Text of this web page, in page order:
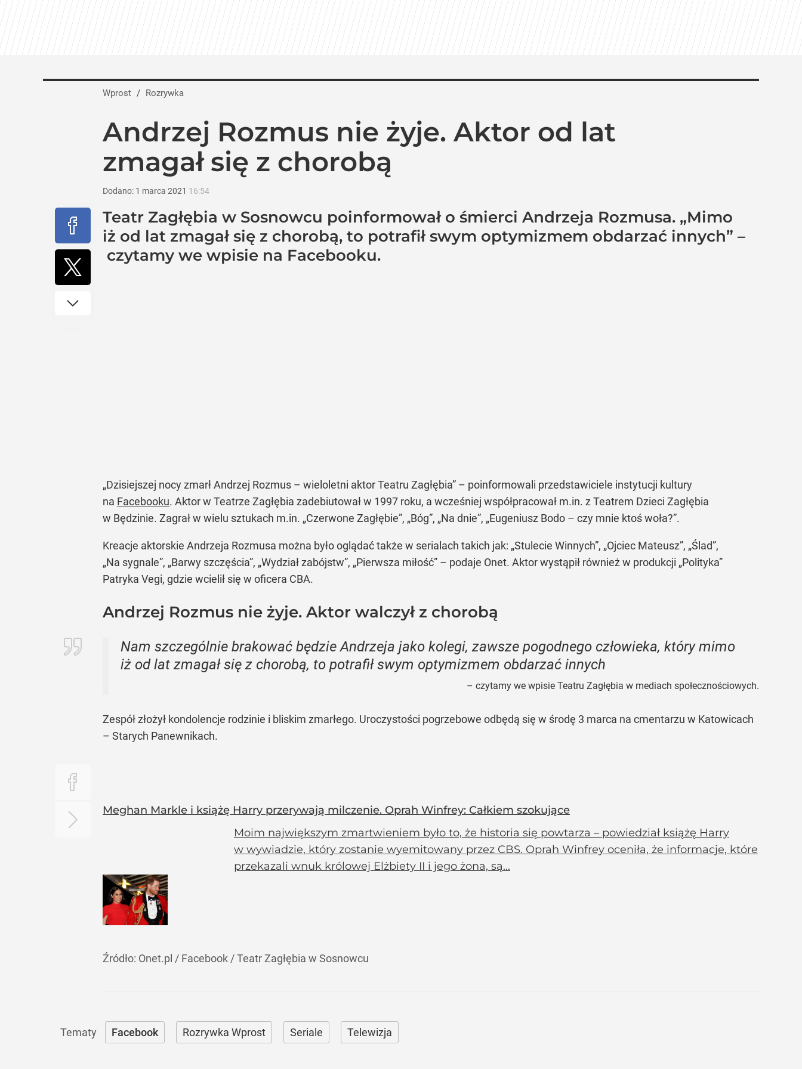
Widzowie płaczą po zwiastunie „Na Wspólnej” z Bożeną Dykiel. „Myślę, że to piękne pożegnanie”
Wrze po roku Nawrockiego. „Największa hańba” kontra „Cała Europa nam go zazdrości”
Wprost / Rozrywka
Andrzej Rozmus nie żyje. Aktor od lat
zmagał się z chorobą
Dodano: 1 marca 2021 16:54
Teatr Zagłębia w Sosnowcu poinformował o śmierci Andrzeja Rozmusa. „Mimo
iż od lat zmagał się z chorobą, to potrafił swym optymizmem obdarzać innych” –
czytamy we wpisie na Facebooku.
„Dzisiejszej nocy zmarł Andrzej Rozmus – wieloletni aktor Teatru Zagłębia” – poinformowali przedstawiciele instytucji kultury
na Facebooku. Aktor w Teatrze Zagłębia zadebiutował w 1997 roku, a wcześniej współpracował m.in. z Teatrem Dzieci Zagłębia
w Będzinie. Zagrał w wielu sztukach m.in. „Czerwone Zagłębie”, „Bóg”, „Na dnie”, „Eugeniusz Bodo – czy mnie ktoś woła?”.
Kreacje aktorskie Andrzeja Rozmusa można było oglądać także w serialach takich jak: „Stulecie Winnych”, „Ojciec Mateusz”, „Ślad”,
„Na sygnale”, „Barwy szczęścia”, „Wydział zabójstw”, „Pierwsza miłość” – podaje Onet. Aktor wystąpił również w produkcji „Polityka”
Patryka Vegi, gdzie wcielił się w oficera CBA.
Andrzej Rozmus nie żyje. Aktor walczył z chorobą
Nam szczególnie brakować będzie Andrzeja jako kolegi, zawsze pogodnego człowieka, który mimo
iż od lat zmagał się z chorobą, to potrafił swym optymizmem obdarzać innych
– czytamy we wpisie Teatru Zagłębia w mediach społecznościowych.
Zespół złożył kondolencje rodzinie i bliskim zmarłego. Uroczystości pogrzebowe odbędą się w środę 3 marca na cmentarzu w Katowicach
– Starych Panewnikach.
Meghan Markle i książę Harry przerywają milczenie. Oprah Winfrey: Całkiem szokujące
Moim największym zmartwieniem było to, że historia się powtarza – powiedział książę Harry
w wywiadzie, który zostanie wyemitowany przez CBS. Oprah Winfrey oceniła, że informacje, które
przekazali wnuk królowej Elżbiety II i jego żona, są...
Źródło: Onet.pl / Facebook / Teatr Zagłębia w Sosnowcu
Facebook Rozrywka Wprost Seriale Telewizja